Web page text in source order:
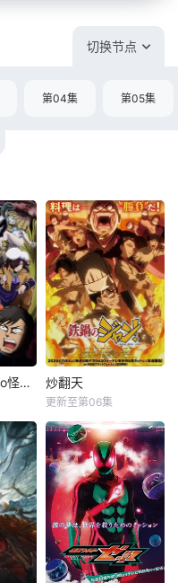
切换节点
第04集 第05集
Let&#039;s Go怪奇组 炒翻天
更新至第06集